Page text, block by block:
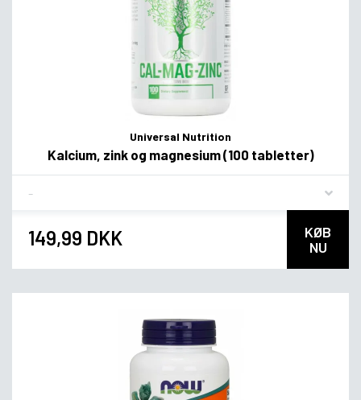
Universal Nutrition
Kalcium, zink og magnesium (100 tabletter)
149,99 DKK
KØB
NU